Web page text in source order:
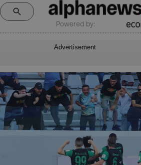
Powered by:
Advertisement